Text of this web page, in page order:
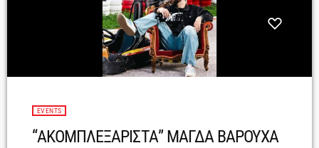
EVENTS
“ΑΚΟΜΠΛΕΞΑΡΙΣΤΑ” ΜΑΓΔΑ ΒΑΡΟΥΧΑ